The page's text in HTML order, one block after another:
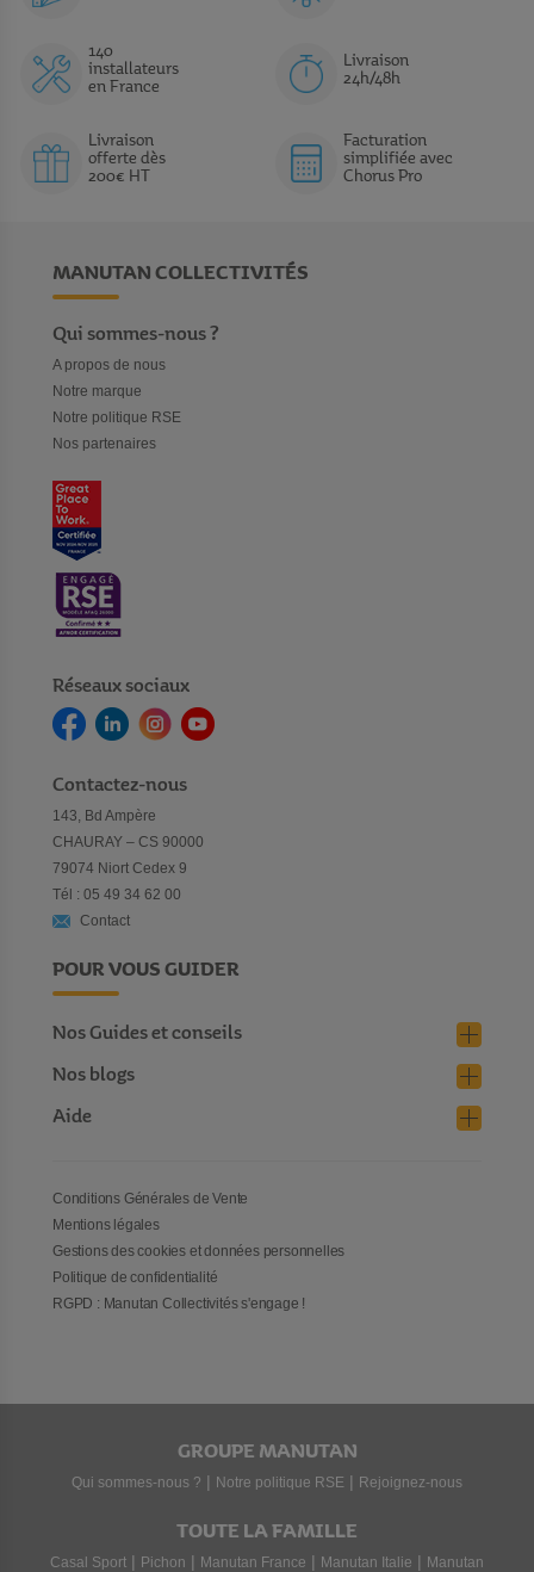
140
installateurs
en France
Livraison
24h/48h
Livraison
offerte dès
200€ HT
Facturation
simplifiée avec
Chorus Pro
MANUTAN COLLECTIVITÉS
Qui sommes-nous ?
A propos de nous
Notre marque
Notre politique RSE
Nos partenaires
Réseaux sociaux
Contactez-nous
143, Bd Ampère
CHAURAY – CS 90000
79074 Niort Cedex 9
Tél : 05 49 34 62 00
Contact
POUR VOUS GUIDER
Nos Guides et conseils
Nos blogs
Aide
Conditions Générales de Vente
Mentions légales
Gestions des cookies et données personnelles
Politique de confidentialité
RGPD : Manutan Collectivités s'engage !
GROUPE MANUTAN
Qui sommes-nous ? | Notre politique RSE | Rejoignez-nous
TOUTE LA FAMILLE
Casal Sport | Pichon | Manutan France | Manutan Italie | Manutan